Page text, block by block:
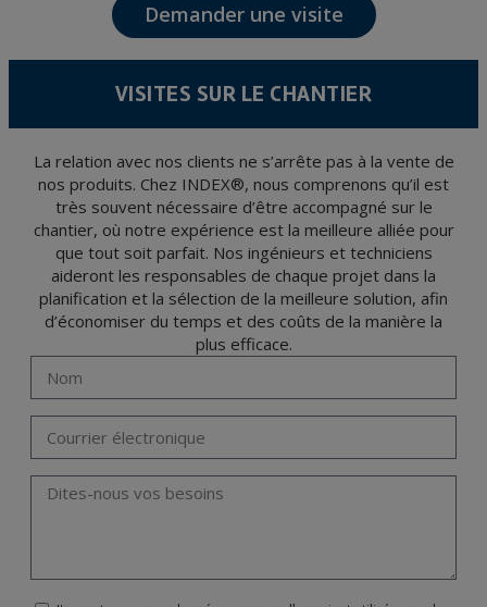
Les données de nos fichiers sont absolument confidentielles et seront traitées avec la
plus grande confidentialité et répondent à toutes les exigences prévues par la loi
15/1999 du 13 décembre sur la protection des données personnelles.
la santé, ces donnée n'étant pas cryptées.
et d'opposition en vertu des dispositions au Règlement Général sur la Protection des
votre pièce d’identité, à P.I. La Portalada II | c/ Segador 13, 26006 | Logroño (La
Rioja).
Demander une visite
VISITES SUR LE CHANTIER
La relation avec nos clients ne s’arrête pas à la vente de
nos produits. Chez INDEX®, nous comprenons qu’il est
très souvent nécessaire d’être accompagné sur le
chantier, où notre expérience est la meilleure alliée pour
que tout soit parfait. Nos ingénieurs et techniciens
aideront les responsables de chaque projet dans la
planification et la sélection de la meilleure solution, afin
d’économiser du temps et des coûts de la manière la
plus efficace.